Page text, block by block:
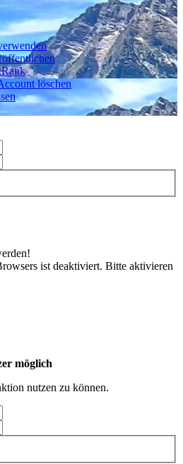
löschen
ist deaktiviert. Bitte aktivieren
möglich
nutzen zu können.